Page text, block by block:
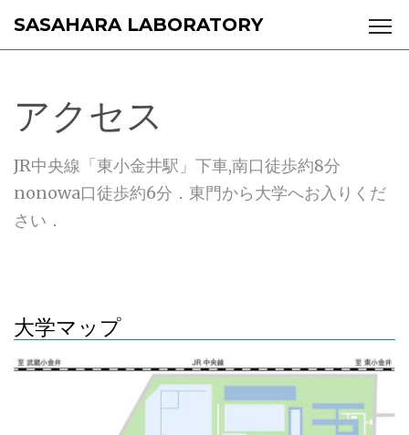
SASAHARA LABORATORY
アクセス
JR中央線「東小金井駅」下車,南口徒歩約8分
nonowa口徒歩約6分．東門から大学へお入りくだ
さい．
大学マップ